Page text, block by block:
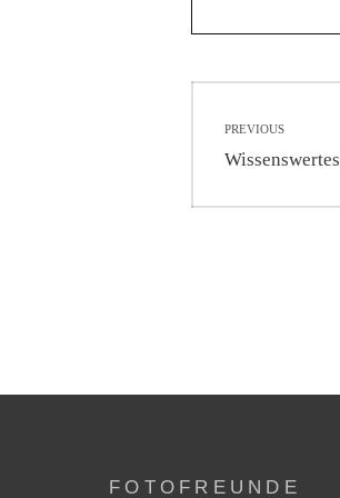
PREVIOUS
Previous
Wissenswertes
FOTOFREUNDE